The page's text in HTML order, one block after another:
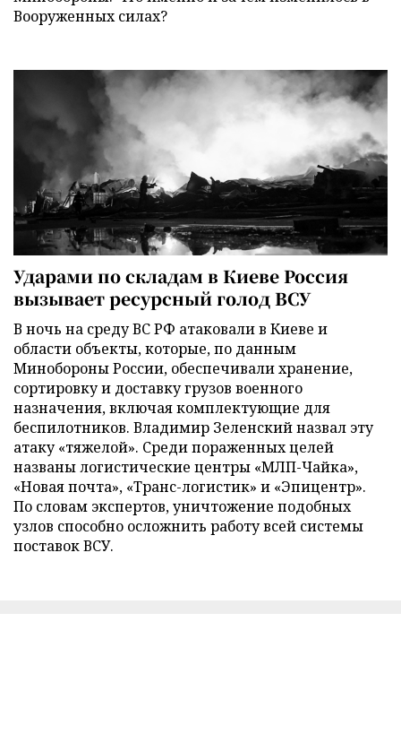
Вооруженных силах?
Ударами по складам в Киеве Россия
вызывает ресурсный голод ВСУ
В ночь на среду ВС РФ атаковали в Киеве и
области объекты, которые, по данным
Минобороны России, обеспечивали хранение,
сортировку и доставку грузов военного
назначения, включая комплектующие для
беспилотников. Владимир Зеленский назвал эту
атаку «тяжелой». Среди пораженных целей
названы логистические центры «МЛП-Чайка»,
«Новая почта», «Транс-логистик» и «Эпицентр».
По словам экспертов, уничтожение подобных
узлов способно осложнить работу всей системы
поставок ВСУ.